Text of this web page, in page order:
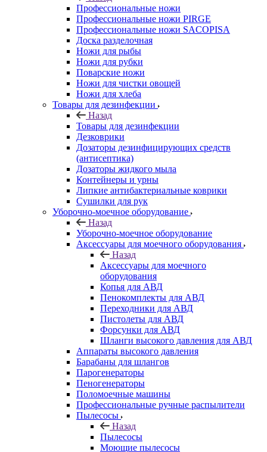
Профессиональные ножи
Профессиональные ножи PIRGE
Профессиональные ножи SACOPISA
Доска разделочная
Ножи для рыбы
Ножи для рубки
Поварские ножи
Ножи для чистки овощей
Ножи для хлеба
Товары для дезинфекции
Назад
Товары для дезинфекции
Дезковрики
Дозаторы дезинфицирующих средств
(антисептика)
Дозаторы жидкого мыла
Контейнеры и урны
Липкие антибактериальные коврики
Сушилки для рук
Уборочно-моечное оборудование
Назад
Уборочно-моечное оборудование
Аксессуары для моечного оборудования
Назад
Аксессуары для моечного
оборудования
Копья для АВД
Пенокомплекты для АВД
Переходники для АВД
Пистолеты для АВД
Форсунки для АВД
Шланги высокого давления для АВД
Аппараты высокого давления
Барабаны для шлангов
Парогенераторы
Пеногенераторы
Поломоечные машины
Профессиональные ручные распылители
Пылесосы
Назад
Пылесосы
Моющие пылесосы